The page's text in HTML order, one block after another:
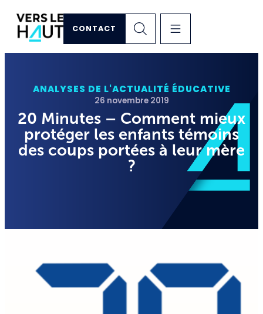
CONTACT
ANALYSES DE L'ACTUALITÉ ÉDUCATIVE
26 novembre 2019
20 Minutes – Comment mieux
protéger les enfants témoins
des coups portées à leur mère
?